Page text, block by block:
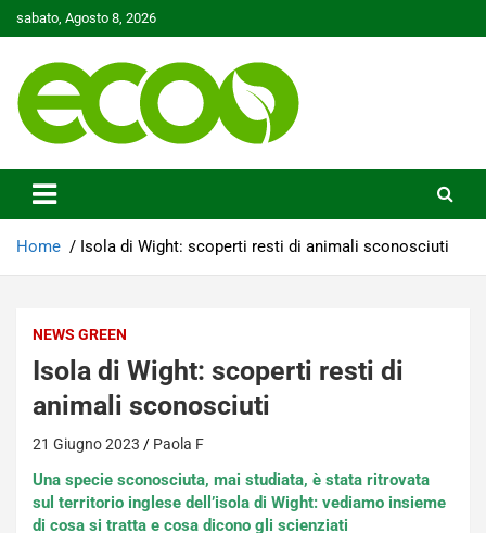
to
sabato, Agosto 8, 2026
Ecoo.it
Home Isola di Wight: scoperti resti di animali sconosciuti
NEWS GREEN
Isola di Wight: scoperti resti di
animali sconosciuti
21 Giugno 2023 Paola F
Una specie sconosciuta, mai studiata, è stata ritrovata
sul territorio inglese dell’isola di Wight: vediamo insieme
di cosa si tratta e cosa dicono gli scienziati